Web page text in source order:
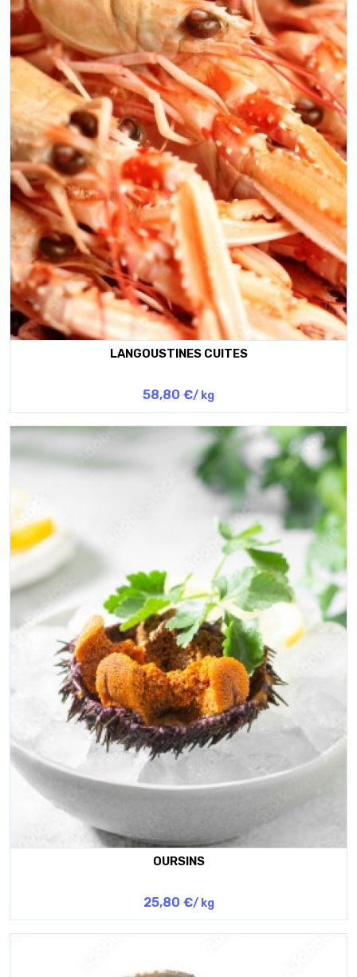
LANGOUSTINES CUITES
58,80 €/ kg
OURSINS
25,80 €/ kg